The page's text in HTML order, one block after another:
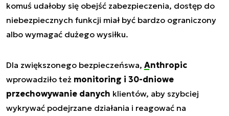
komuś udałoby się obejść zabezpieczenia, dostęp do
niebezpiecznych funkcji miał być bardzo ograniczony
albo wymagać dużego wysiłku.
Dla zwiększonego bezpieczeńswa, Anthropic
wprowadziło też monitoring i 30-dniowe
przechowywanie danych klientów, aby szybciej
wykrywać podejrzane działania i reagować na